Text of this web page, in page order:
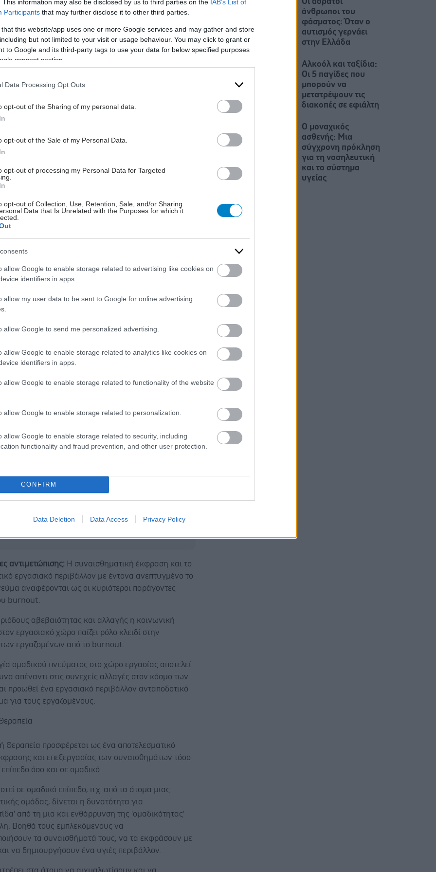
This information may also be disclosed by us to third parties on the IAB’s List of
Participants that may further disclose it to other third parties.
that this website/app uses one or more Google services and may gather and store
but not limited to your visit or usage behaviour. You may click to grant or
to Google and its third-party tags to use your data for below specified purposes
consent section.
Data Processing Opt Outs
opt-out of the Sharing of my personal data.
opt-out of the Sale of my Personal Data.
opt-out of processing my Personal Data for Targeted
opt-out of Collection, Use, Retention, Sale, and/or Sharing
Data that Is Unrelated with the Purposes for which it
allow Google to enable storage related to advertising like cookies on
identifiers in apps.
allow my user data to be sent to Google for online advertising
allow Google to send me personalized advertising.
allow Google to enable storage related to analytics like cookies on
identifiers in apps.
allow Google to enable storage related to functionality of the website
allow Google to enable storage related to personalization.
allow Google to enable storage related to security, including
functionality and fraud prevention, and other user protection.
CONFIRM
Data Deletion Data Access Privacy Policy
αναφέρεται σε μια σειρά αλλαγών στις στάσεις και
όπως η τάση να μεταχειρίζονται τους
της εργασίας με αποστασιοποιημένο και
τρόπο ή αλαζονικά.
βάση διάφορες εμπειρικές έρευνες αναφέρεται το
Οι Maslach και Jackson προτείνουν τη θεώρηση
μοντέλου φάσεων, στο οποίο την
ακολουθεί 'περιορισμένη προσωπική
σε μια δυσανάλογη σχέση ανάμεσα στις υψηλές
της εργασίας και συχνά τη δύσκολη πραγματικότητα
καθημερινότητας.
αιτία στην περίπτωση αυτή παρουσιάζονται οι
οι επιθυμίες και οι ανάγκες του εργαζομένου
'ανθρωποκεντρική' λογική αποδίδεται ευθύνη στις
απαισιοδοξία
ανάγκη αποδοχής
χρόνου
δεξιότητες φροντίδας της υγείας και της
δημιουργικότητα
στρες, το οποίο επειδή δεν τυγχάνει ιδιαίτερης
απασχόλησης.
αριθμό απουσιών. Ως προς τα ίδια τα άτομα,
αντιμετώπισης: Η συναισθηματική έκφραση και το
εργασιακό περιβάλλον με έντονα ανεπτυγμένο το
αναφέρονται ως οι κυριότεροι παράγοντες
burnout.
αβεβαιότητας και αλλαγής η κοινωνική
εργασιακό χώρο παίζει ρόλο κλειδί στην
των εργαζομένων από το burnout.
ομαδικού πνεύματος στο χώρο εργασίας αποτελεί
απέναντι στις συνεχείς αλλαγές στον κόσμο των
προωθεί ένα εργασιακό περιβάλλον ανταποδοτικό
για τους εργαζομένους.
Θεραπεία προσφέρεται ως ένα αποτελεσματικό
και επεξεργασίας των συναισθημάτων τόσο
όσο και σε ομαδικό.
σε ομαδικό επίπεδο, π.χ. από τα άτομα μιας
ομάδας, δίνεται η δυνατότητα για
από τη μια και ενθάρρυνση της 'ομαδικότητας'
Βοηθά τους εμπλεκόμενους να
τα συναισθήματά τους, να τα εκφράσουν με
να δημιουργήσουν ένα υγιές περιβάλλον.
στα άτομα να αιχμαλωτίσουν και να
άνθρωποι του
φάσματος: Όταν ο
αυτισμός γερνάει
στην Ελλάδα
Αλκοόλ και ταξίδια:
Οι 5 παγίδες που
μπορούν να
μετατρέψουν τις
διακοπές σε εφιάλτη
Ο μοναχικός
ασθενής: Μια
σύγχρονη πρόκληση
για τη νοσηλευτική
και το σύστημα
υγείας